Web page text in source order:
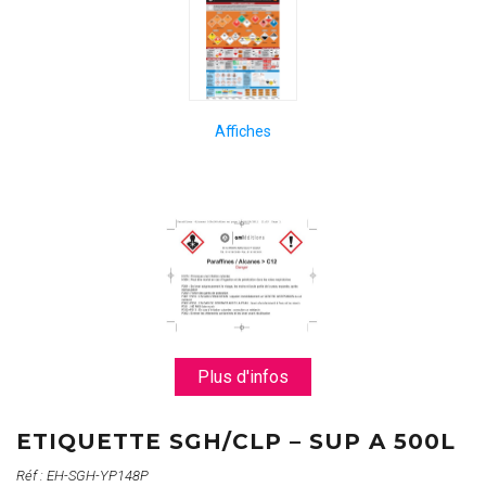
Affiches
Plus d'infos
ETIQUETTE SGH/CLP – SUP A 500L
Réf : EH-SGH-YP148P